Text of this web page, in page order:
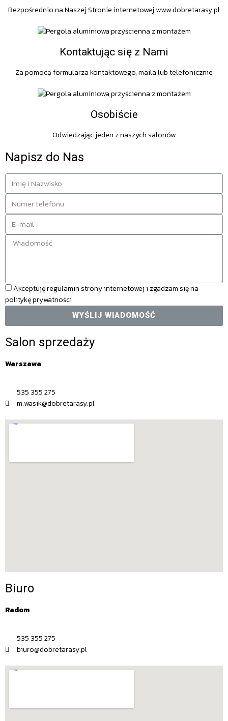
Bezpośrednio na Naszej Stronie internetowej www.dobretarasy.pl
Kontaktując się z Nami
Za pomocą formularza kontaktowego, maila lub telefonicznie
Osobiście
Odwiedzając jeden z naszych salonów
Napisz do Nas
Akceptuję regulamin strony internetowej i zgadzam się na
politykę prywatności
WYŚLIJ WIADOMOŚĆ
Salon sprzedaży
Warszawa
535 355 275
m.wasik@dobretarasy.pl
Biuro
Radom
535 355 275
biuro@dobretarasy.pl